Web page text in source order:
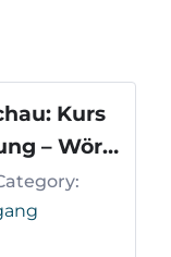
Kurs
– Wört
Vokal